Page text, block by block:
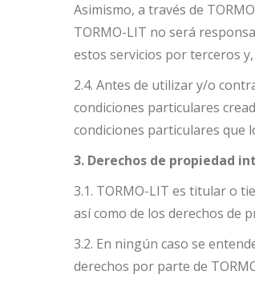
Asimismo, a través de
TORMO-LIT no será
estos servicios por terceros
2.4. Antes de utilizar y/o
condiciones particulares
condiciones particulares que
3. Derechos de propiedad
3.1. TORMO-LIT es titular o
así como de los derechos de
3.2. En ningún caso se
derechos por parte de